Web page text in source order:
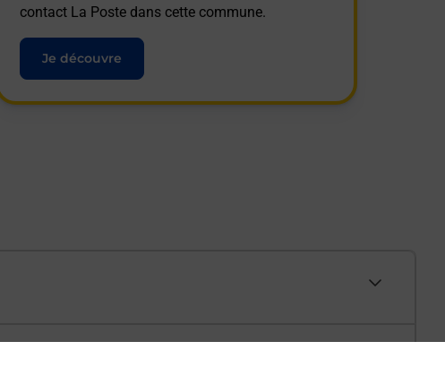
contact La Poste dans cette commune.
Je découvre